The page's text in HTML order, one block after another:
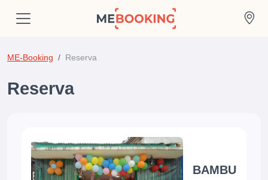
ME-Booking Reserva
Reserva
BAMBU